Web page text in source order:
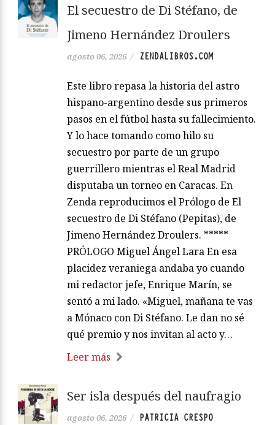
El secuestro de Di Stéfano, de
Jimeno Hernández Droulers
agosto 06, 2026 / ZENDALIBROS.COM
Este libro repasa la historia del astro
hispano-argentino desde sus primeros
pasos en el fútbol hasta su fallecimiento.
Y lo hace tomando como hilo su
secuestro por parte de un grupo
guerrillero mientras el Real Madrid
disputaba un torneo en Caracas. En
Zenda reproducimos el Prólogo de El
secuestro de Di Stéfano (Pepitas), de
Jimeno Hernández Droulers. *****
PRÓLOGO Miguel Ángel Lara En esa
placidez veraniega andaba yo cuando
mi redactor jefe, Enrique Marín, se
sentó a mi lado. «Miguel, mañana te vas
a Mónaco con Di Stéfano. Le dan no sé
qué premio y nos invitan al acto y…
Leer más
Ser isla después del naufragio
agosto 06, 2026 / PATRICIA CRESPO